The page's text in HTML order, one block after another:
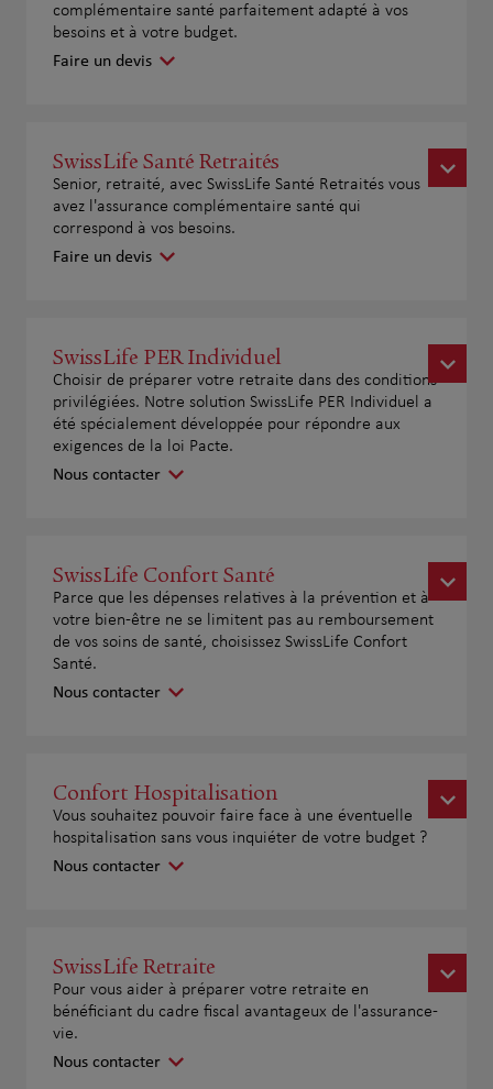
complémentaire santé parfaitement adapté à vos
besoins et à votre budget.
Faire un devis
SwissLife Santé Retraités
Senior, retraité, avec SwissLife Santé Retraités vous
avez l'assurance complémentaire santé qui
correspond à vos besoins.
Faire un devis
SwissLife PER Individuel
Choisir de préparer votre retraite dans des conditions
privilégiées. Notre solution SwissLife PER Individuel a
été spécialement développée pour répondre aux
exigences de la loi Pacte.
Nous contacter
SwissLife Confort Santé
Parce que les dépenses relatives à la prévention et à
votre bien-être ne se limitent pas au remboursement
de vos soins de santé, choisissez SwissLife Confort
Santé.
Nous contacter
Confort Hospitalisation
Vous souhaitez pouvoir faire face à une éventuelle
hospitalisation sans vous inquiéter de votre budget ?
Nous contacter
SwissLife Retraite
Pour vous aider à préparer votre retraite en
bénéficiant du cadre fiscal avantageux de l'assurance-
vie.
Nous contacter